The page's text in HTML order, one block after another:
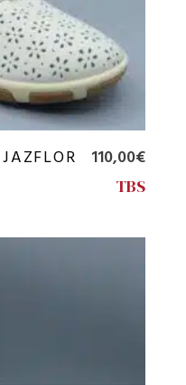
110,00€
TBS